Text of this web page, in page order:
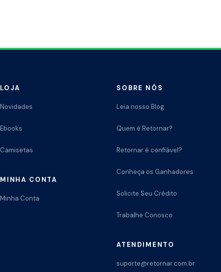
LOJA
Novidades
Ebooks
Camisetas
MINHA CONTA
Minha Conta
SOBRE NÓS
Leia nosso Blog
Quem é Retornar?
Retornar é confiável?
Conheça os Ganhadores
Solicite Seu Crédito
Trabalhe Conosco
ATENDIMENTO
suporte@retornar.com.br